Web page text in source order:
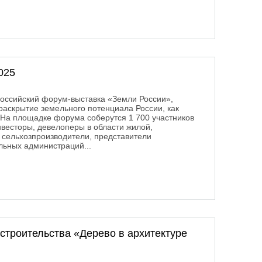
форум-выставка «Земли России»,
земельного потенциала России, как
площадке форума соберутся 1 700 участников
девелоперы в области жилой,
представители
администраций...
«Дерево в архитектуре